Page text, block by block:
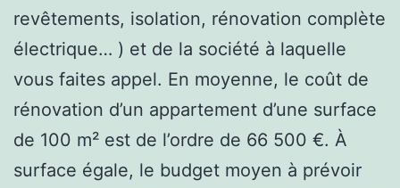
revêtements, isolation, rénovation complète
électrique… ) et de la société à laquelle
vous faites appel. En moyenne, le coût de
rénovation d’un appartement d’une surface
de 100 m² est de l’ordre de 66 500 €. À
surface égale, le budget moyen à prévoir